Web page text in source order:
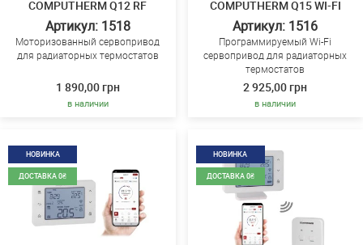
COMPUTHERM Q12 RF
Артикул: 1518
Моторизованный сервопривод
для радиаторных термостатов
1 890,00 грн
в наличии
COMPUTHERM Q15 WI-FI
Артикул: 1516
Программируемый Wi-Fi
сервопривод для радиаторных
термостатов
2 925,00 грн
в наличии
НОВИНКА
ДОСТАВКА 0₴
НОВИНКА
ДОСТАВКА 0₴